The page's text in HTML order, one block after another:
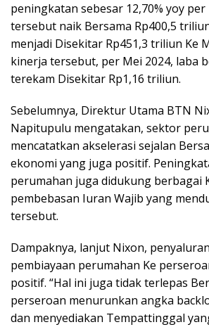
peningkatan sebesar 12,70% yoy per
tersebut naik Bersama Rp400,5
menjadi Disekitar Rp451,3 triliun Ke
kinerja tersebut, per Mei 2024, laba
terekam Disekitar Rp1,16 triliun.
Sebelumnya, Direktur Utama BTN
Napitupulu mengatakan, sektor
mencatatkan akselerasi sejalan
ekonomi yang juga positif.
perumahan juga didukung berbagai
pembebasan Iuran Wajib yang
tersebut.
Dampaknya, lanjut Nixon,
pembiayaan perumahan Ke
positif. “Hal ini juga tidak terlepas
perseroan menurunkan angka
dan menyediakan Tempattinggal